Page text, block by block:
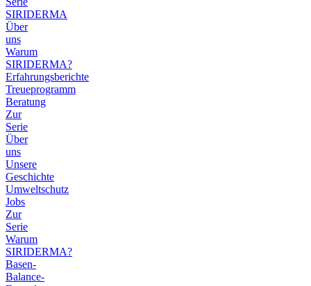
SIRIDERMA
Über
uns
Warum
SIRIDERMA?
Erfahrungsberichte
Treueprogramm
Beratung
Zur
Serie
Über
uns
Unsere
Geschichte
Umweltschutz
Jobs
Zur
Serie
Warum
SIRIDERMA?
Basen-
Balance-